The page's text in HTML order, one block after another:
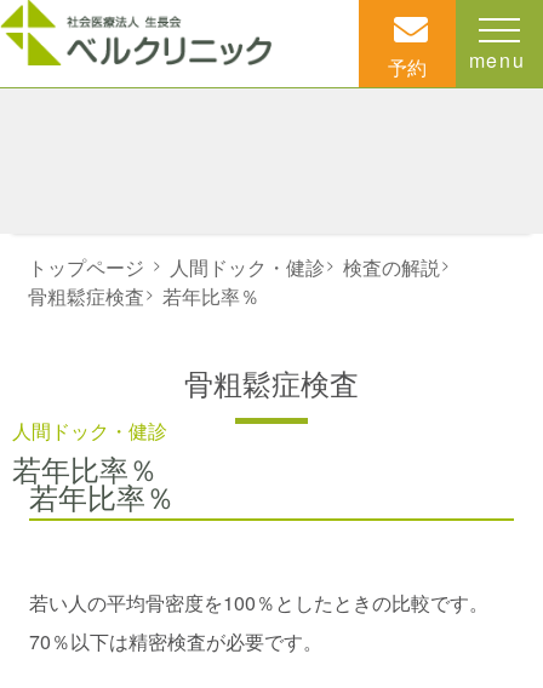
予約 menu
人間ドック・健診
若年比率％
トップページ > 人間ドック・健診> 検査の解説>
骨粗鬆症検査> 若年比率％
骨粗鬆症検査
若年比率％
若い人の平均骨密度を100％としたときの比較です。
70％以下は精密検査が必要です。